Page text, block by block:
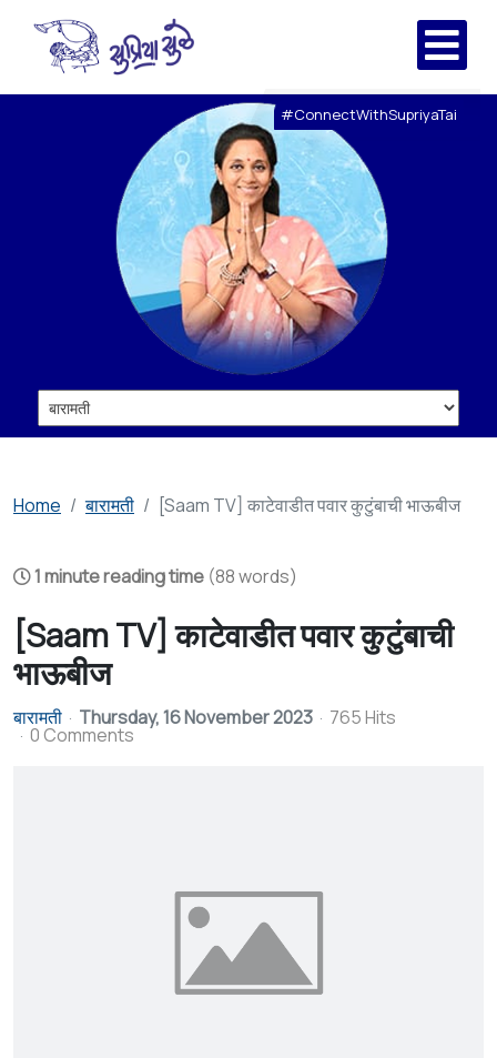
#ConnectWithSupriyaTai
Home बारामती [Saam TV] काटेवाडीत पवार कुटुंबाची भाऊबीज
1 minute reading time (88 words)
[Saam TV] काटेवाडीत पवार कुटुंबाची
भाऊबीज
बारामती Thursday, 16 November 2023 765 Hits
0 Comments